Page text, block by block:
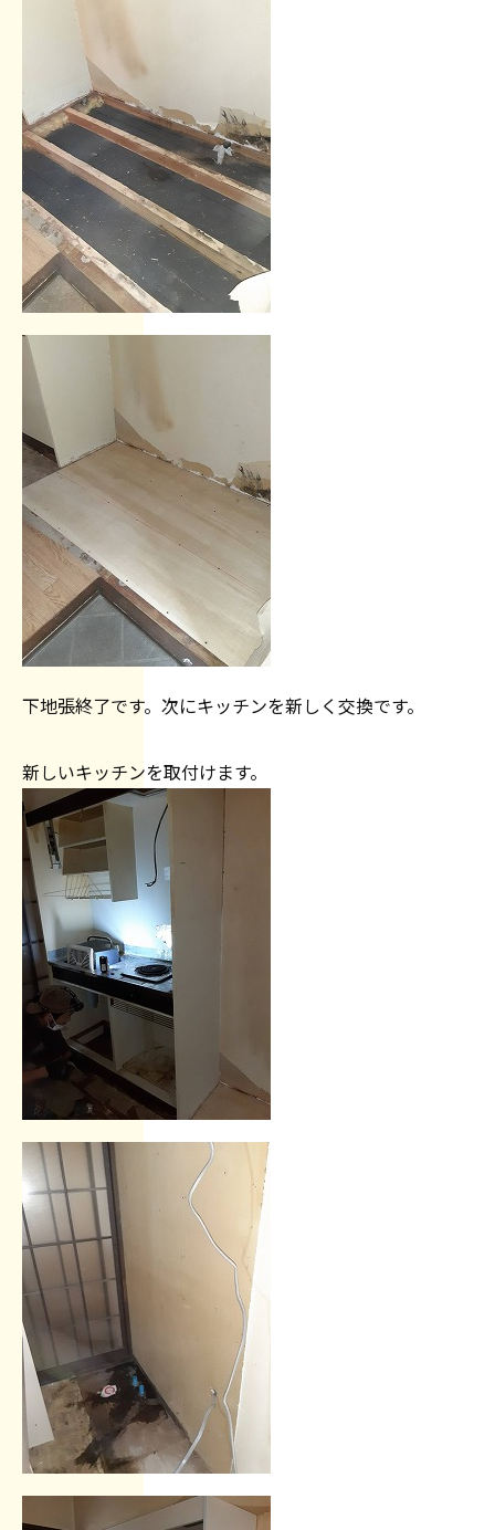
下地張終了です。次にキッチンを新しく交換です。
新しいキッチンを取付けます。